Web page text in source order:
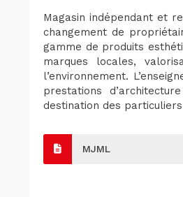
Magasin indépendant et
changement de
gamme de produits
marques locales,
l’environnement.
prestations
destination des
MJML